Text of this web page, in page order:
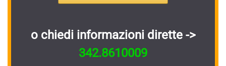
o chiedi informazioni dirette ->
342.8610009